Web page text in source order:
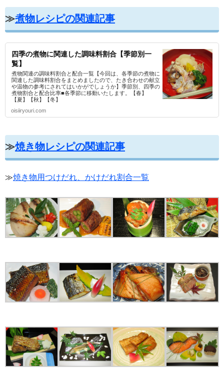
≫煮物レシピの関連記事
四季の煮物に関連した調味料割合【季節別一
覧】
煮物関連の調味料割合と配合一覧【今回は、各季節の煮物に
関連した調味料割合をまとめましたので、たき合わせの献立
や温物の参考にされてはいかがでしょうか】季節別、四季の
煮物割合と配合比率■各季節に移動いたします。【春】
【夏】【秋】【冬】
oisiiryouri.com
≫焼き物レシピの関連記事
≫焼き物用つけだれ、かけだれ割合一覧